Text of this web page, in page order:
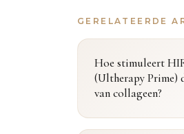
GERELATEERDE
Hoe stimuleert
(Ultherapy Prime)
van collageen?